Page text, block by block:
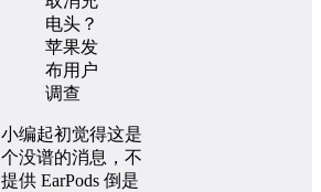
小编起初觉得这是
个没谱的消息，不
提供 EarPods 倒是